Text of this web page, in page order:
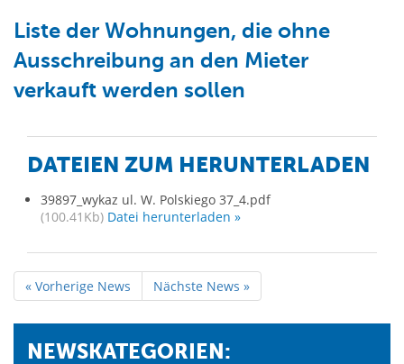
Liste der Wohnungen, die ohne
Ausschreibung an den Mieter
verkauft werden sollen
DATEIEN ZUM HERUNTERLADEN
39897_wykaz ul. W. Polskiego 37_4.pdf
(100.41Kb) Datei herunterladen »
« Vorherige News Nächste News »
NEWSKATEGORIEN: